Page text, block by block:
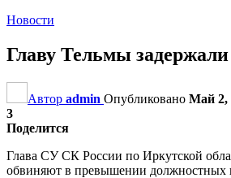
Новости
Главу Тельмы
Автор admin Опубликовано Май 2,
3
Поделится
Глава СУ СК России по Иркутской
обвиняют в превышении должностных